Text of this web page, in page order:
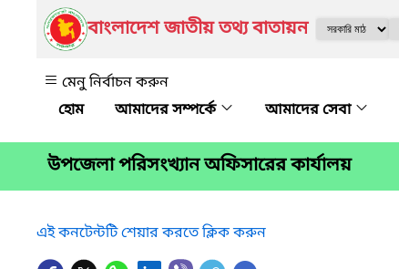
বাংলাদেশ জাতীয় তথ্য বাতায়ন
মেনু নির্বাচন করুন
আমাদের সম্পর্কে
আমাদের সেবা
উপজেলা পরিসংখ্যান অফিসারের কার্যালয়
এই কনটেন্টটি শেয়ার করতে ক্লিক করুন